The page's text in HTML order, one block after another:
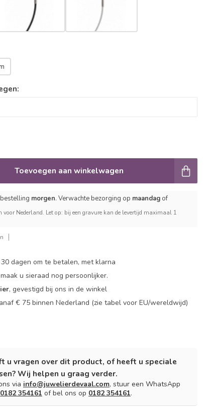
Toevoegen aan winkelwagen
morgen. Verwachte bezorging op maandag of
voor Nederland. Let op: bij een gravure kan de levertijd maximaal 1
dagen om te betalen, met klarna
maak u sieraad nog persoonlijker.
, gevestigd bij ons in de winkel
€ 75 binnen Nederland (zie tabel voor EU/wereldwijd)
u vragen over dit product, of heeft u speciale
Wij helpen u graag verder.
via info@juwelierdevaal.com, stuur een WhatsApp
0182 354161 of bel ons op 0182 354161.